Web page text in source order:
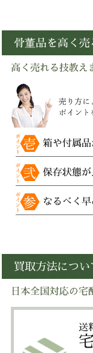
骨董品を高く売
高く売れる技教え
箱や付属
保存状態
なるべく早
買取方法につい
日本全国対応の
送